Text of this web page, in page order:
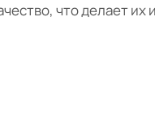
что делает